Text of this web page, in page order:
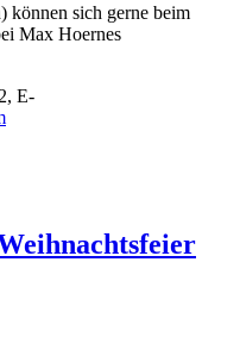
können sich gerne beim
Max Hoernes
E-